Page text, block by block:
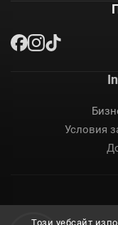
Този уебсайт
Условия